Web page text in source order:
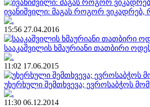
ივანიშვილი: მაგას როგორ ვიკადრებ,
15:56 27.04.2016
სააკაშვილის ხმაურიანი თათბირი
11:02 17.06.2015
უხერხული შემთხვევა; ევროსაბჭოს
11:30 06.12.2014